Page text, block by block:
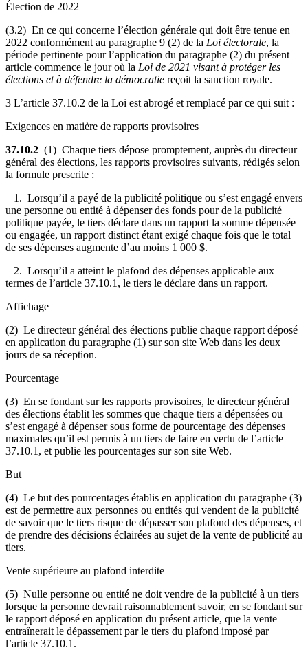
Élection de 2022
(3.2) En ce qui concerne l’élection générale qui doit être tenue en
2022 conformément au paragraphe 9 (2) de la Loi électorale, la
période pertinente pour l’application du paragraphe (2) du présent
article commence le jour où la Loi de 2021 visant à protéger les
élections et à défendre la démocratie reçoit la sanction royale.
3 L’article 37.10.2 de la Loi est abrogé et remplacé par ce qui suit :
Exigences en matière de rapports provisoires
37.10.2 (1) Chaque tiers dépose promptement, auprès du directeur
général des élections, les rapports provisoires suivants, rédigés selon
la formule prescrite :
1. Lorsqu’il a payé de la publicité politique ou s’est engagé envers
une personne ou entité à dépenser des fonds pour de la publicité
politique payée, le tiers déclare dans un rapport la somme dépensée
ou engagée, un rapport distinct étant exigé chaque fois que le total
de ses dépenses augmente d’au moins 1 000 $.
2. Lorsqu’il a atteint le plafond des dépenses applicable aux
termes de l’article 37.10.1, le tiers le déclare dans un rapport.
Affichage
(2) Le directeur général des élections publie chaque rapport déposé
en application du paragraphe (1) sur son site Web dans les deux
jours de sa réception.
Pourcentage
(3) En se fondant sur les rapports provisoires, le directeur général
des élections établit les sommes que chaque tiers a dépensées ou
s’est engagé à dépenser sous forme de pourcentage des dépenses
maximales qu’il est permis à un tiers de faire en vertu de l’article
37.10.1, et publie les pourcentages sur son site Web.
But
(4) Le but des pourcentages établis en application du paragraphe (3)
est de permettre aux personnes ou entités qui vendent de la publicité
de savoir que le tiers risque de dépasser son plafond des dépenses, et
de prendre des décisions éclairées au sujet de la vente de publicité au
tiers.
Vente supérieure au plafond interdite
(5) Nulle personne ou entité ne doit vendre de la publicité à un tiers
lorsque la personne devrait raisonnablement savoir, en se fondant sur
le rapport déposé en application du présent article, que la vente
entraînerait le dépassement par le tiers du plafond imposé par
l’article 37.10.1.